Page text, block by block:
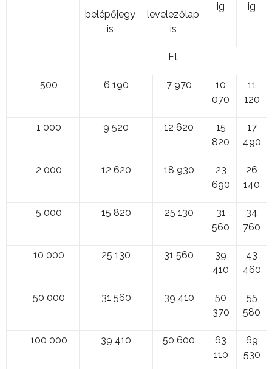
belépőjegy
is
levelezőlap
is
ig
ig
Ft
500 6 190 7 970
10
070
11
120
1 000 9 520 12 620
15
820
17
490
2 000 12 620 18 930
23
690
26
140
5 000 15 820 25 130
31
560
34
760
10 000 25 130 31 560
39
410
43
460
50 000 31 560 39 410
50
370
55
580
100 000 39 410 50 600
63
110
69
530